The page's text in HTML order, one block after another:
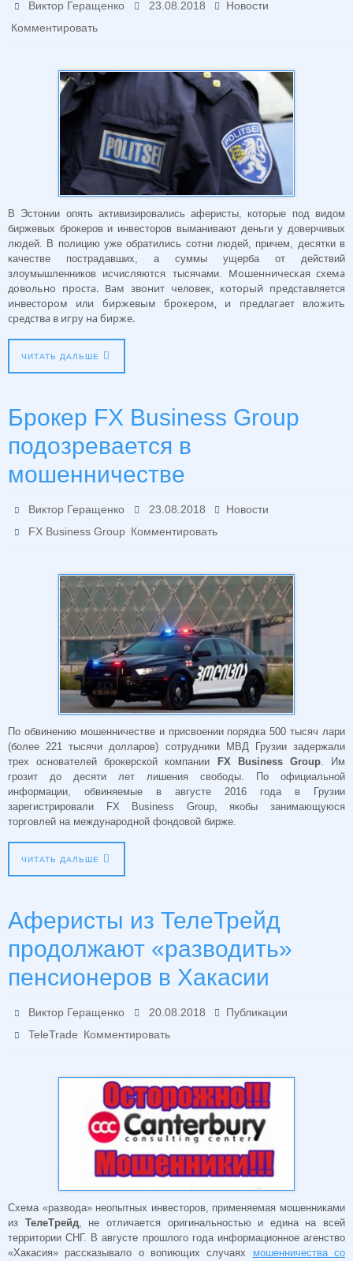
Виктор Геращенко 23.08.2018
Новости
Комментировать
В Эстонии опять активизировались аферисты, которые под видом
биржевых брокеров и инвесторов выманивают деньги у доверчивых
людей. В полицию уже обратились сотни людей, причем, десятки в
качестве пострадавших, а суммы ущерба от действий
злоумышленников исчисляются тысячами. Мошенническая схема
довольно проста. Вам звонит человек, который представляется
инвестором или биржевым брокером, и предлагает вложить
средства в игру на бирже.
ЧИТАТЬ ДАЛЬШЕ
Брокер FX Business Group
подозревается в
мошенничестве
Виктор Геращенко 23.08.2018
Новости
FX Business Group Комментировать
По обвинению мошенничестве и присвоении порядка 500 тысяч лари
(более 221 тысячи долларов) сотрудники МВД Грузии задержали
трех основателей брокерской компании
FX Business Group. Им
грозит до десяти лет лишения свободы. По официальной
информации, обвиняемые в августе 2016 года в Грузии
зарегистрировали FX Business Group, якобы занимающуюся
торговлей на международной фондовой бирже.
ЧИТАТЬ ДАЛЬШЕ
Аферисты из ТелеТрейд
продолжают «разводить»
пенсионеров в Хакасии
Виктор Геращенко 20.08.2018
Публикации
TeleTrade Комментировать
Схема «развода» неопытных инвесторов, применяемая мошенниками
из ТелеТрейд, не отличается оригинальностью и едина на всей
территории СНГ. В августе прошлого года информационное агенство
«Хакасия» рассказывало о вопиющих случаях мошенничества со